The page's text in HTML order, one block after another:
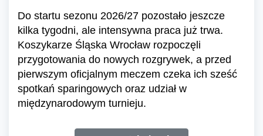
Do startu sezonu 2026/27 pozostało jeszcze
kilka tygodni, ale intensywna praca już trwa.
Koszykarze Śląska Wrocław rozpoczęli
przygotowania do nowych rozgrywek, a przed
pierwszym oficjalnym meczem czeka ich sześć
spotkań sparingowych oraz udział w
międzynarodowym turnieju.